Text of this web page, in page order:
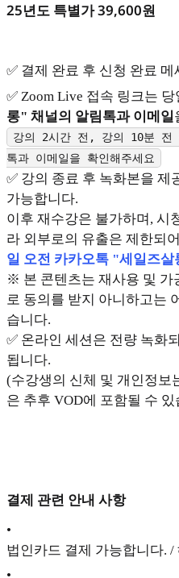
25년도 특별가 39,600원
✅ 결제 완료 후 신청 완료
✅ Zoom Live 접속 링크는 당
롱" 채널의 알림톡과 이메일
강의 2시간 전, 강의 10분 전
톡과 이메일을 확인해주세요
✅ 강의 종료 후 녹화본을 제
가능합니다.
이후 재수강은 불가하며, 시
라 외부로의 유출은 제한되
일 오전 카카오톡 "세일즈
※ 본 콘텐츠는 재사용 및 가
로 동의를 받지 아니하고는
습니다.
✅ 온라인 세션은 전량 녹화
됩니다.
(수강생의 신체 및 개인정보
은 추후 VOD에 포함될 수 있
결제 관련 안내 사항
•
법인카드 결제 가능합니다.